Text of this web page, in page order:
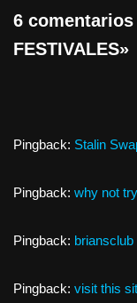
6 comentarios
FESTIVALES»
Pingback: Stalin
Pingback: why not
Pingback: briansclub
Pingback: visit this